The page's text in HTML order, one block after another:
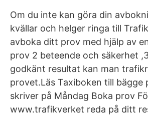
Om du inte kan göra din
kvällar och helger ringa till
avboka ditt prov med hjälp av
prov 2 beteende och säkerhet
godkänt resultat kan man
provet.Läs Taxiboken till
skriver på Måndag Boka prov
www.trafikverket reda på ditt